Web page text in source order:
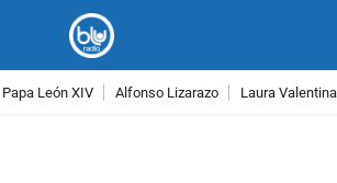
Papa León XIV Alfonso Lizarazo Laura